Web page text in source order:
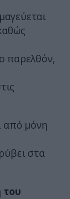
παρελθόν,
από μόνη
στα